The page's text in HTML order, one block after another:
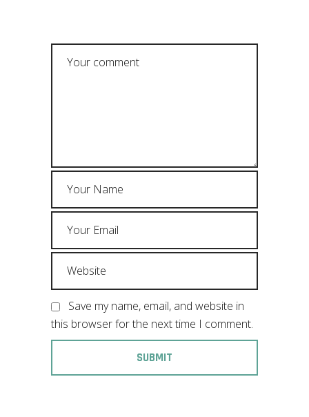
Save my name, email, and website in
this browser for the next time I comment.